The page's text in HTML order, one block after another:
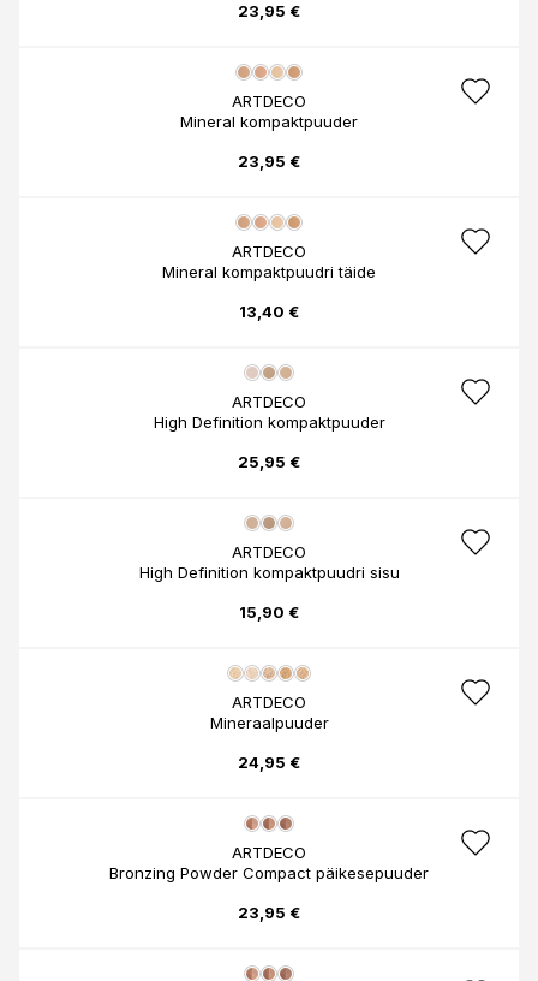
23,95 €
ARTDECO
Mineral kompaktpuuder
23,95 €
ARTDECO
Mineral kompaktpuudri täide
13,40 €
ARTDECO
High Definition kompaktpuuder
25,95 €
ARTDECO
High Definition kompaktpuudri sisu
15,90 €
ARTDECO
Mineraalpuuder
24,95 €
ARTDECO
Bronzing Powder Compact päikesepuuder
23,95 €